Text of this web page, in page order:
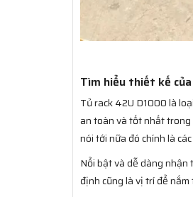
Tìm hiểu thiết kế
Tủ rack 42U D1000 là loại
an toàn và tốt nhất
nói tới nữa đó chính là
Nổi bật và dễ dàng nhận
định cũng là vị trí để